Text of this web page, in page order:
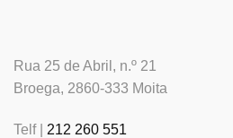
Rua 25 de Abril, n.º 21
Broega, 2860-333 Moita
Telf | 212 260 551